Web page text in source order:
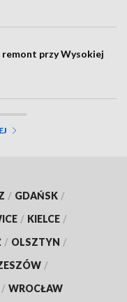
remont przy Wysokiej
/ GDAŃSK /
/ KIELCE /
/ OLSZTYN /
/
/ WROCŁAW